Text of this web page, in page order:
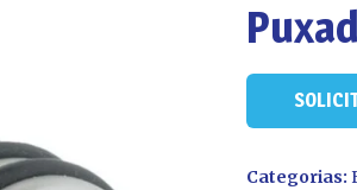
Categorias: